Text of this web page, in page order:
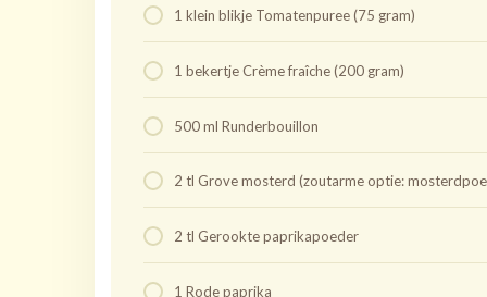
1 klein blikje Tomatenpuree (75 gram)
1 bekertje Crème fraîche (200 gram)
500 ml Runderbouillon
2 tl Grove mosterd (zoutarme optie:
2 tl Gerookte paprikapoeder
1 Rode paprika